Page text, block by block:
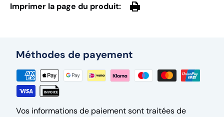
Imprimer la page du produit:
Méthodes de payement
Vos informations de paiement sont traitées de